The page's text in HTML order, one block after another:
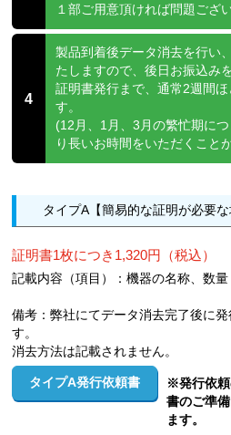
１部ご用意頂ければ問題ござ
4
製品到着後データ消去を行い
たしますので、後日お振込み
証明書発行まで、通常2週間
す。
(12月、1月、3月の繁忙期に
り長いお時間をいただくこと
タイプA【簡易的な証明が必要
証明書1枚につき1,320円（税込）
記載内容（項目）：機器の名称、数量
備考：弊社にてデータ消去完了後に発
す。
消去方法は記載されません。
タイプA発行依頼書
※発行依
書のご準
ます。